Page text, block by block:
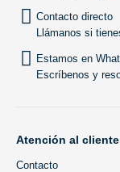
Contacto directo
Llámanos si
Estamos en
Escríbenos y
Atención al cliente
Contacto